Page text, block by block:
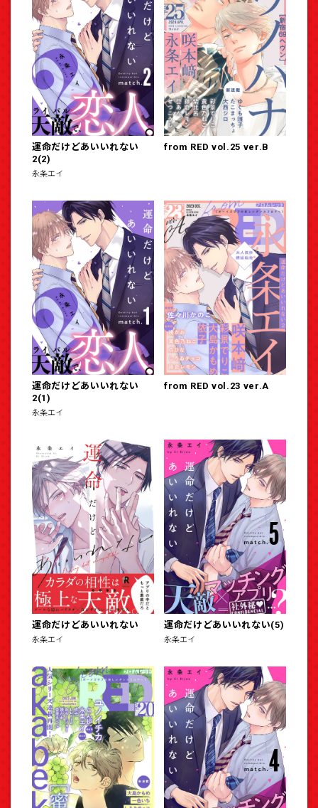
運命だけどあいいれない
2(2)
永条エイ
from RED vol.25 ver.B
運命だけどあいいれない
2(1)
永条エイ
from RED vol.23 ver.A
運命だけどあいいれない
永条エイ
運命だけどあいいれない(5)
永条エイ